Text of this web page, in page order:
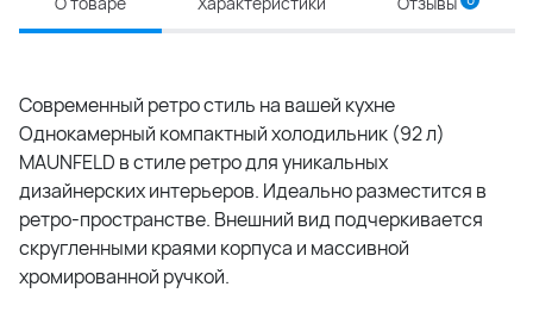
Современный ретро стиль на вашей кухне
Однокамерный компактный холодильник (92 л)
MAUNFELD в стиле ретро для уникальных
дизайнерских интерьеров. Идеально разместится в
ретро-пространстве. Внешний вид подчеркивается
скругленными краями корпуса и массивной
хромированной ручкой.